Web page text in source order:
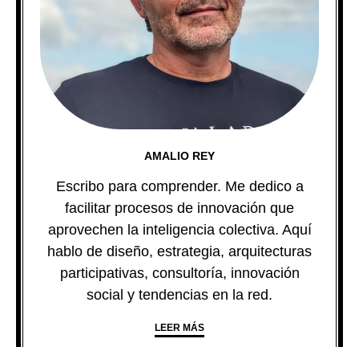
AMALIO REY
Escribo para comprender. Me dedico a
facilitar procesos de innovación que
aprovechen la inteligencia colectiva. Aquí
hablo de diseño, estrategia, arquitecturas
participativas, consultoría, innovación
social y tendencias en la red.
LEER MÁS